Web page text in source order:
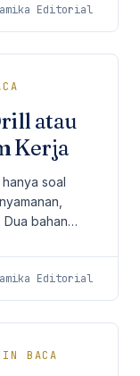
Editorial
atau
Kerja
soal
bahan
Editorial
BACA